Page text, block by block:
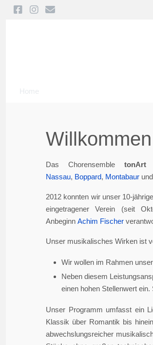
Home
Das ChorensembletonArt
Nassau, Boppard, Montabaur und
2012 konnten wir unser 10-
eingetragener Verein (seit
Anbeginn Achim Fischer
Unser musikalisches Wirken ist
Wir wollen im Rahmen
Neben diesem
einen hohen Stellenwert
Unser Programm umfasst ein
Klassik über Romantik bis
abwechslungsreicher